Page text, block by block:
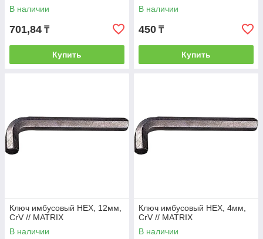
В наличии
701,84 ₸
Купить
В наличии
450 ₸
Купить
Ключ имбусовый HEX, 12мм,
CrV // MATRIX
В наличии
Ключ имбусовый HEX, 4мм,
CrV // MATRIX
В наличии